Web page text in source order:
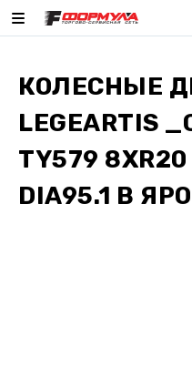
КОЛЕСНЫЕ
LEGEARTIS
TY579
DIA95.1 В